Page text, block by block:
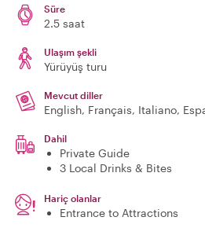
Süre
2.5 saat
Ulaşım şekli
Yürüyüş turu
Mevcut diller
English, Français, Italiano,
Dahil
Private Guide
3 Local Drinks & Bites
Hariç olanlar
Entrance to Attractions